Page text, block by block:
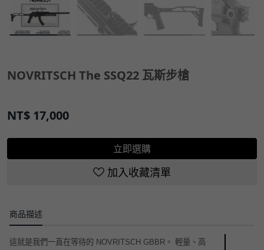
NOVRITSCH The SSQ22 瓦斯步槍
NT$ 17,000
立即選購
加入收藏清單
商品描述
這就是我們一直在等待的 NOVRITSCH GBBR。 輕量、高